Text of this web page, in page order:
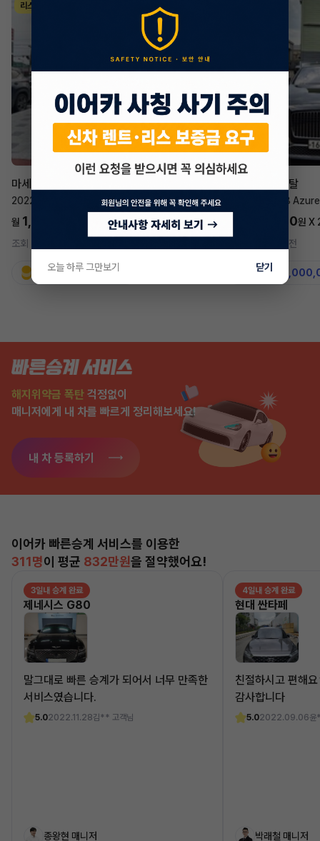
리스
승계 매니저
한태현
마세라티 르반떼
2022년
2.0 Hybrid GT
월 1,697,700 24개월
조회 711
지원금31,860,000원
벤틀리 컨티넨탈
4.0 V8 Azure
5,577,270원 X
2주 전
지원금
해지위약금 폭탄 걱정없이
매니저에게 내 차를 빠르게 정리해보세요!
내 차 등록하기
이어카 빠른승계 서비스를 이용한
311명이 평균 832만원을 절약했어요!
3일내 승계 완료
제네시스 G80
말그대로 빠른 승계가 되어서 너무 만족한
서비스였습니다.
5.02022.11.28김** 고객님
종왕현 매니저
4일내 승계 완료
현대 싼타페
친절하시고 편해
감사합니다
5.02022.09.06윤
박래철 매니저
오늘 하루 그만보기 닫기